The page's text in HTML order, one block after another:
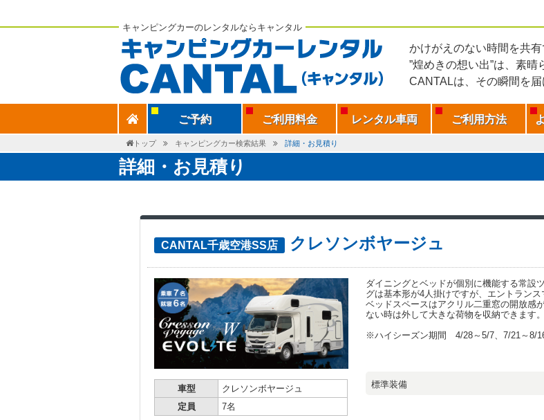
キャンピングカーのレンタルならキャンタル
かけがえのない時間を共有
”煌めきの想い出”は、素晴
CANTALは、その瞬間を届
ご予約 ご利用料金 レンタル車両 ご利用方法
トップ キャンピングカー検索結果 詳細・お見積り
詳細・お見積り
CANTAL千歳空港SS店 クレソンボヤージュ
車型
クレソンボヤージュ
定員
7名
ダイニングとベッドが個別に機能する常設
グは基本形が4人掛けですが、エントラン
ベッドスペースはアクリル二重窓の開放感
ない時は外して大きな荷物を収納できます。
※ハイシーズン期間 4/28～5/7、7/21～8/
標準装備